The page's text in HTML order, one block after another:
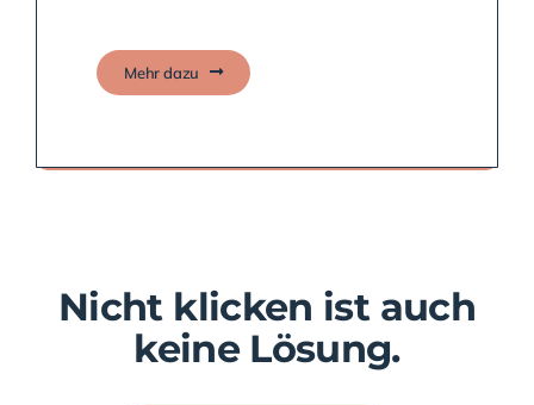
Mehr dazu
Nicht klicken ist auch
keine Lösung.